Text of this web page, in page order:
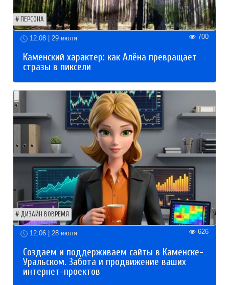
ПЕРСОНА
12:08 | 29 июля 700
Каменский характер: как Алёна превращает
стразы в пиксели
ДИЗАЙН ВОВРЕМЯ
12:06 | 28 июля 626
Создаем и поддерживаем сайты в Каменске-
Уральском. Забота и продвижение ваших
интернет-проектов